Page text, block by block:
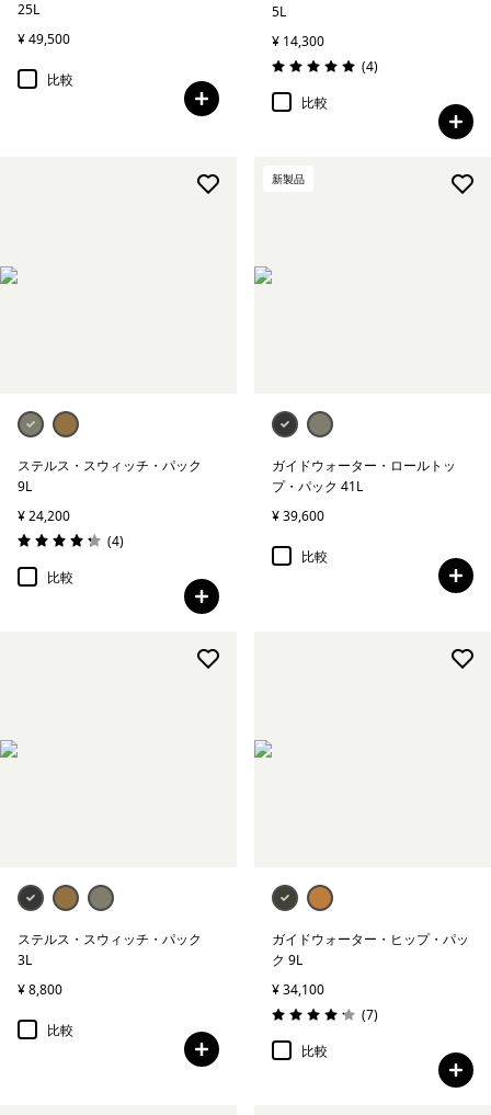
25L
¥ 49,500
比較
5L
¥ 14,300
評価: 5.0 / 5
(4レビュー
)
比較
ステルス・スウィッチ・パック
9L
¥ 24,200
評価: 4.3 / 5
(4レビュー
)
比較
新製品
ガイドウォーター・ロールトッ
プ・パック 41L
¥ 39,600
比較
ステルス・スウィッチ・パック
3L
¥ 8,800
比較
ガイドウォーター・ヒップ・パッ
ク 9L
¥ 34,100
評価: 4.1 / 5
(7レビュー
)
比較